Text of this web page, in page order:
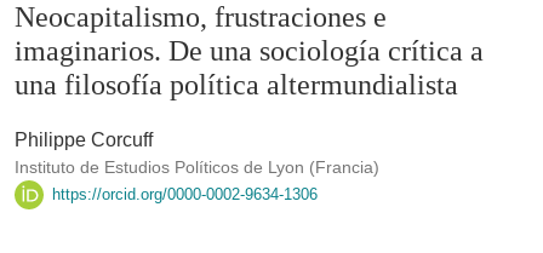
Neocapitalismo, frustraciones e
imaginarios. De una sociología crítica a
una filosofía política altermundialista
Philippe Corcuff
Instituto de Estudios Políticos de Lyon (Francia)
https://orcid.org/0000-0002-9634-1306